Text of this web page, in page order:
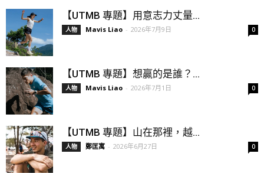
【UTMB 專題】用意志力丈量...
人物 Mavis Liao - 2026年7月9日 0
【UTMB 專題】想贏的是誰？...
人物 Mavis Liao - 2026年7月1日 0
【UTMB 專題】山在那裡，越...
人物 鄭匡寓 - 2026年6月27日 0